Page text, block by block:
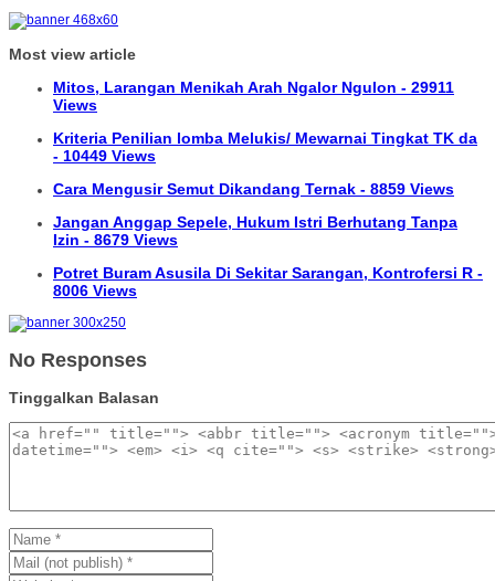
Most view article
Mitos, Larangan Menikah Arah Ngalor Ngulon - 29911
Views
Kriteria Penilian lomba Melukis/ Mewarnai Tingkat TK da
- 10449 Views
Cara Mengusir Semut Dikandang Ternak - 8859 Views
Jangan Anggap Sepele, Hukum Istri Berhutang Tanpa
Izin - 8679 Views
Potret Buram Asusila Di Sekitar Sarangan, Kontrofersi R -
8006 Views
No Responses
Tinggalkan Balasan